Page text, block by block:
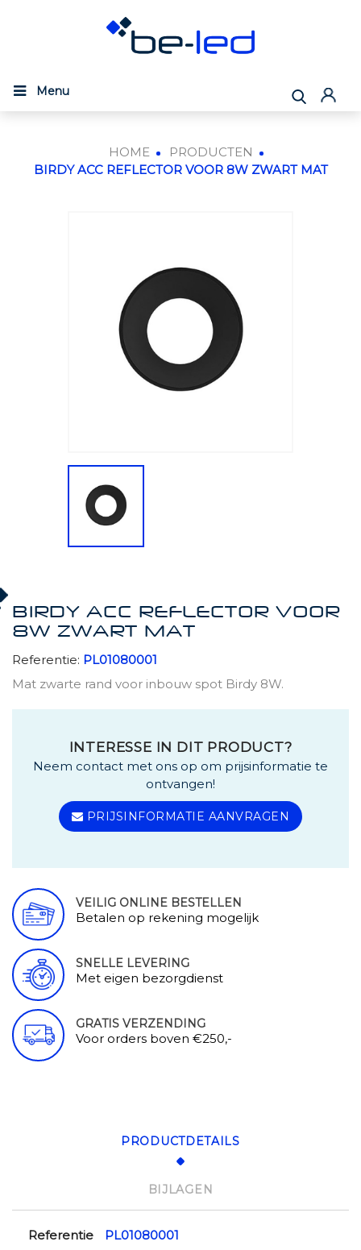
Menu
HOME
PRODUCTEN
BIRDY ACC REFLECTOR VOOR 8W ZWART MAT
BIRDY ACC REFLECTOR VOOR
8W ZWART MAT
Referentie: PL01080001
Mat zwarte rand voor inbouw spot Birdy 8W.
INTERESSE IN DIT PRODUCT?
Neem contact met ons op om prijsinformatie te
ontvangen!
PRIJSINFORMATIE AANVRAGEN
VEILIG ONLINE BESTELLEN
Betalen op rekening mogelijk
SNELLE LEVERING
Met eigen bezorgdienst
GRATIS VERZENDING
Voor orders boven €250,-
PRODUCTDETAILS
BIJLAGEN
Referentie
PL01080001